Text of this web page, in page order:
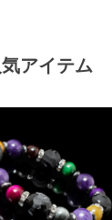
アイテム